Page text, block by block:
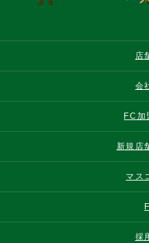
店
会
FC加
新規店
マス
採